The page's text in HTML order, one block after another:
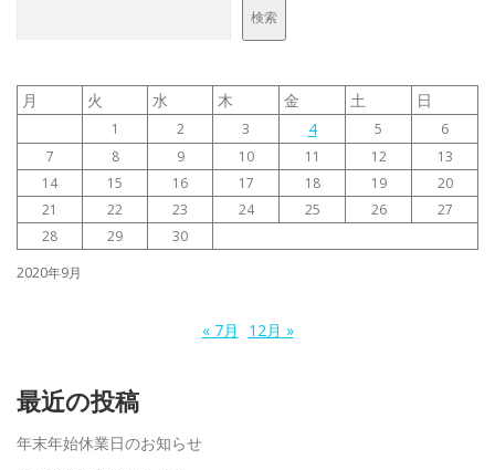
検索
2020年9月
月 火 水 木 金 土 日
1 2 3 4 5
6
7
8 9 10 11 12
13
14
15 16 17 18 19
20
21
22 23 24 25 26
27
28
29 30
« 7月 12月 »
最近の投稿
年末年始休業日のお知らせ